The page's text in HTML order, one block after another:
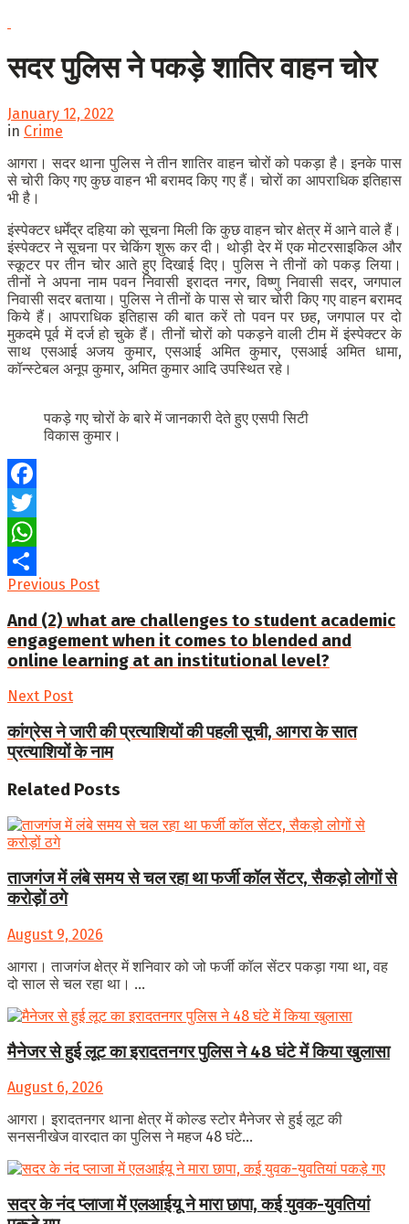
सदर पुलिस ने पकड़े शातिर वाहन चोर
January 12, 2022
in Crime
आगरा। सदर थाना पुलिस ने तीन शातिर वाहन चोरों को पकड़ा है। इनके पास
से चोरी किए गए कुछ वाहन भी बरामद किए गए हैं। चोरों का आपराधिक इतिहास
भी है।
इंस्पेक्टर धर्मेंद्र दहिया को सूचना मिली कि कुछ वाहन चोर क्षेत्र में आने वाले हैं।
इंस्पेक्टर ने सूचना पर चेकिंग शुरू कर दी। थोड़ी देर में एक मोटरसाइकिल और
स्कूटर पर तीन चोर आते हुए दिखाई दिए। पुलिस ने तीनों को पकड़ लिया।
तीनों ने अपना नाम पवन निवासी इरादत नगर, विष्णु निवासी सदर, जगपाल
निवासी सदर बताया। पुलिस ने तीनों के पास से चार चोरी किए गए वाहन बरामद
किये हैं। आपराधिक इतिहास की बात करें तो पवन पर छह, जगपाल पर दो
मुकदमे पूर्व में दर्ज हो चुके हैं। तीनों चोरों को पकड़ने वाली टीम में इंस्पेक्टर के
साथ एसआई अजय कुमार, एसआई अमित कुमार, एसआई अमित धामा,
कॉन्स्टेबल अनूप कुमार, अमित कुमार आदि उपस्थित रहे।
पकड़े गए चोरों के बारे में जानकारी देते हुए एसपी सिटी
विकास कुमार।
Facebook
Twitter
WhatsApp
Share
Previous Post
And (2) what are challenges to student academic
engagement when it comes to blended and
online learning at an institutional level?
Next Post
कांग्रेस ने जारी की प्रत्याशियों की पहली सूची, आगरा के सात
प्रत्याशियों के नाम
Related Posts
ताजगंज में लंबे समय से चल रहा था फर्जी कॉल सेंटर, सैकड़ो लोगों से
करोड़ों ठगे
August 9, 2026
आगरा। ताजगंज क्षेत्र में शनिवार को जो फर्जी कॉल सेंटर पकड़ा गया था, वह
दो साल से चल रहा था। ...
मैनेजर से हुई लूट का इरादतनगर पुलिस ने 48 घंटे में किया खुलासा
August 6, 2026
आगरा। इरादतनगर थाना क्षेत्र में कोल्ड स्टोर मैनेजर से हुई लूट की
सनसनीखेज वारदात का पुलिस ने महज 48 घंटे...
सदर के नंद प्लाजा में एलआईयू ने मारा छापा, कई युवक-युवतियां